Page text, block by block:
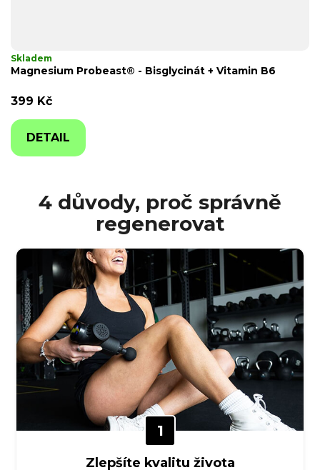
Magnesium Probeast® - Bisglycinát + Vitamin B6
Skladem
399 Kč
DETAIL
4 důvody, proč správně
regenerovat
1
Zlepšíte kvalitu života